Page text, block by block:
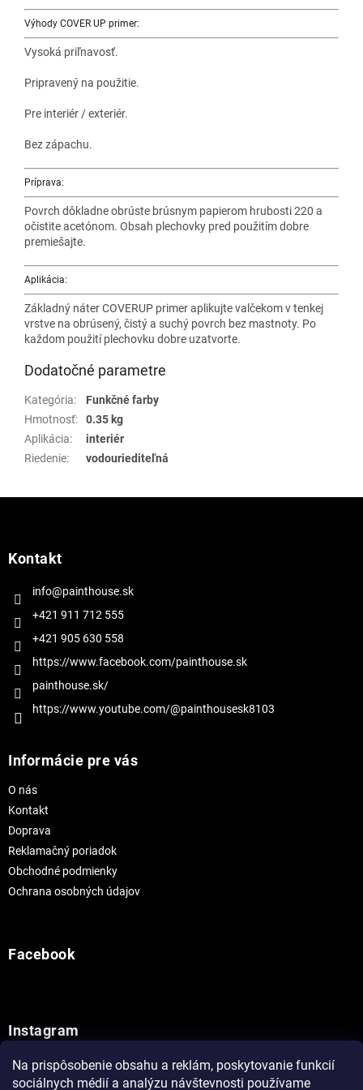
Na prispôsobenie obsahu a reklám, poskytovanie funkcií
sociálnych médií a analýzu návštevnosti používame
Výhody COVER UP primer:
Vysoká priľnavosť.
Pripravený na použitie.
Pre interiér / exteriér.
Bez zápachu.
Príprava:
Povrch dôkladne obrúste brúsnym papierom hrubosti 220 a
očistite acetónom. Obsah plechovky pred použitím dobre
premiešajte.
Aplikácia:
Základný náter COVERUP primer aplikujte valčekom v tenkej
vrstve na obrúsený, čistý a suchý povrch bez mastnoty. Po
každom použití plechovku dobre uzatvorte.
Dodatočné parametre
Kategória:
Funkčné farby
Hmotnosť:
0.35 kg
Aplikácia:
interiér
Riedenie: vodouriediteľná
Kontakt
info@painthouse.sk
+421 911 712 555
+421 905 630 558
https://www.facebook.com/painthouse.sk
painthouse.sk/
https://www.youtube.com/@painthousesk8103
Informácie pre vás
O nás
Kontakt
Doprava
Reklamačný poriadok
Obchodné podmienky
Ochrana osobných údajov
Facebook
Instagram
Sledovať na Instagrame